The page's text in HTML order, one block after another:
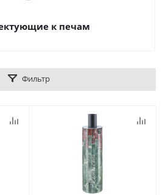
к печам
Фильтр